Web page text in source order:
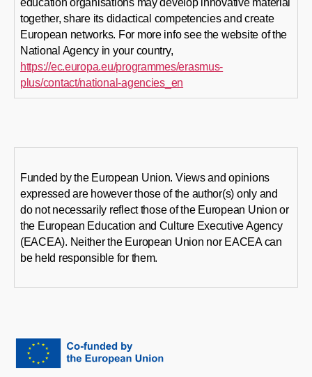
together, share its didactical competencies and create
European networks. For more info see the website of the
National Agency in your country,
https://ec.europa.eu/programmes/erasmus-
plus/contact/national-agencies_en
Funded by the European Union. Views and opinions
expressed are however those of the author(s) only and
do not necessarily reflect those of the European Union or
the European Education and Culture Executive Agency
(EACEA). Neither the European Union nor EACEA can
be held responsible for them.